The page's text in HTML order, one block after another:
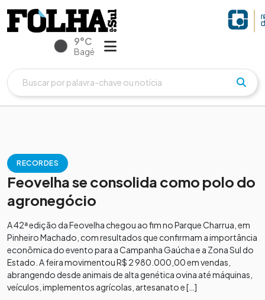
9°C
Bagé
RECORDES
Feovelha se consolida como polo do
agronegócio
A 42ª edição da Feovelha chegou ao fim no Parque Charrua, em
Pinheiro Machado, com resultados que confirmam a importância
econômica do evento para a Campanha Gaúcha e a Zona Sul do
Estado. A feira movimentou R$ 2 980.000,00 em vendas,
abrangendo desde animais de alta genética ovina até máquinas,
veículos, implementos agrícolas, artesanato e […]